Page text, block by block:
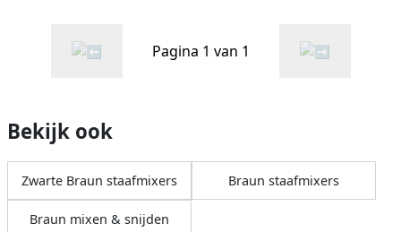
Pagina 1 van 1
Bekijk ook
Zwarte Braun staafmixers Braun staafmixers
Braun mixen & snijden